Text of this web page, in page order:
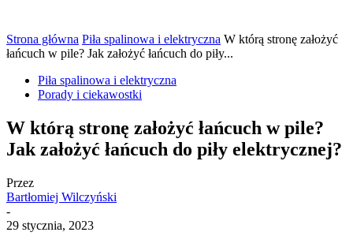
Strona główna Piła spalinowa i elektryczna W którą stronę założyć
łańcuch w pile? Jak założyć łańcuch do piły...
Piła spalinowa i elektryczna
Porady i ciekawostki
W którą stronę założyć łańcuch w pile?
Jak założyć łańcuch do piły elektrycznej?
Przez
Bartłomiej Wilczyński
-
29 stycznia, 2023